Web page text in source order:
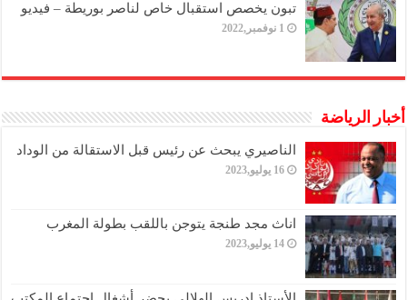
تبون يخصص استقبال خاص لناصر بوريطة – فيديو
1 نوفمبر,2022
أخبار الرياضة
الناصيري يبحث عن رئيس قبل الاستقالة من الوداد
16 يوليو,2023
اناث مجد طنجة يتوجن باللقب بطولة المغرب
14 يوليو,2023